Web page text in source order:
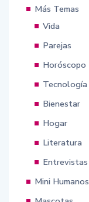
Más Temas
Vida
Parejas
Horóscopo
Tecnología
Bienestar
Hogar
Literatura
Entrevistas
Mini Humanos